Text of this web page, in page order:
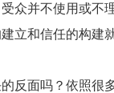
众并不使用或不
立和信任的构建
反面吗？依照很